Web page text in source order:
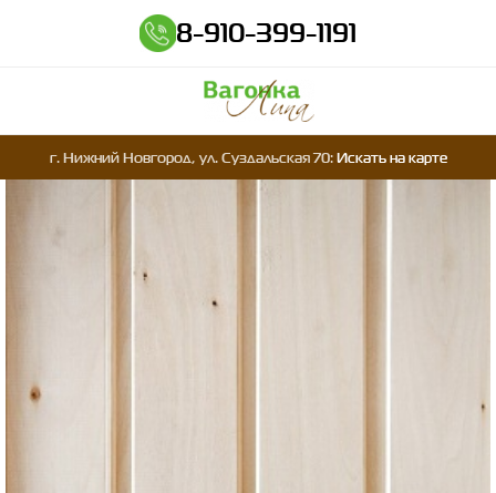
8-910-399-1191
г. Нижний Новгород, ул. Суздальская 70:Искать на карте